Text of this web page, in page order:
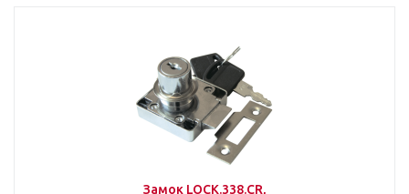
Замок LOCK.338.CR,